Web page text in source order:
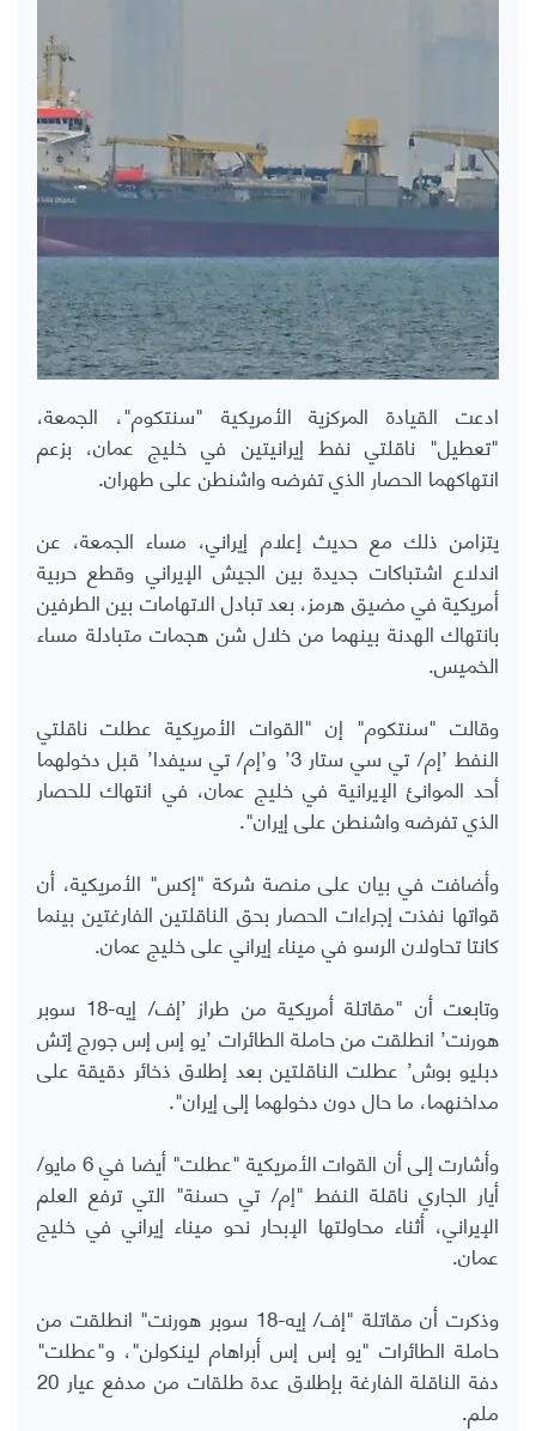
ادعت القيادة المركزية الأمريكية "سنتكوم"، الجمعة،
"تعطيل" ناقلتي نفط إيرانيتين في خليج عمان، بزعم
انتهاكهما الحصار الذي تفرضه واشنطن على طهران.
يتزامن ذلك مع حديث إعلام إيراني، مساء الجمعة، عن
اندلاع اشتباكات جديدة بين الجيش الإيراني وقطع حربية
أمريكية في مضيق هرمز، بعد تبادل الاتهامات بين الطرفين
بانتهاك الهدنة بينهما من خلال شن هجمات متبادلة مساء
الخميس.
وقالت "سنتكوم" إن "القوات الأمريكية عطلت ناقلتي
النفط ’إم/ تي سي ستار 3’ و’إم/ تي سيفدا’ قبل دخولهما
أحد الموانئ الإيرانية في خليج عمان، في انتهاك للحصار
الذي تفرضه واشنطن على إيران".
وأضافت في بيان على منصة شركة "إكس" الأمريكية، أن
قواتها نفذت إجراءات الحصار بحق الناقلتين الفارغتين بينما
كانتا تحاولان الرسو في ميناء إيراني على خليج عمان.
وتابعت أن "مقاتلة أمريكية من طراز ’إف/ إيه-18 سوبر
هورنت’ انطلقت من حاملة الطائرات ’يو إس إس جورج إتش
دبليو بوش’ عطلت الناقلتين بعد إطلاق ذخائر دقيقة على
مداخنهما، ما حال دون دخولهما إلى إيران".
وأشارت إلى أن القوات الأمريكية "عطلت" أيضا في 6 مايو/
أيار الجاري ناقلة النفط "إم/ تي حسنة" التي ترفع العلم
الإيراني، أثناء محاولتها الإبحار نحو ميناء إيراني في خليج
عمان.
وذكرت أن مقاتلة "إف/ إيه-18 سوبر هورنت" انطلقت من
حاملة الطائرات "يو إس إس أبراهام لينكولن"، و"عطلت"
دفة الناقلة الفارغة بإطلاق عدة طلقات من مدفع عيار 20
ملم.